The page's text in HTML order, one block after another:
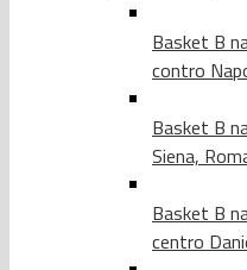
Basket B
contro
Basket B
Siena,
Basket B
centro